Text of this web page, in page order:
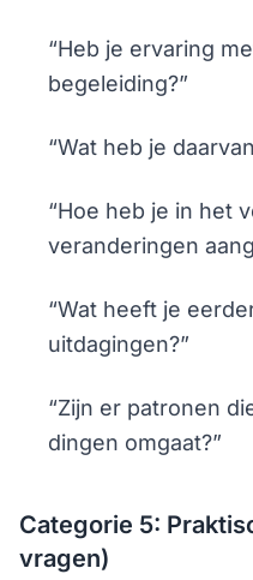
“Heb je ervaring
begeleiding?”
“Wat heb je
“Hoe heb je in het
veranderingen
“Wat heeft je
uitdagingen?”
“Zijn er patronen
dingen omgaat?”
Categorie 5:
vragen)